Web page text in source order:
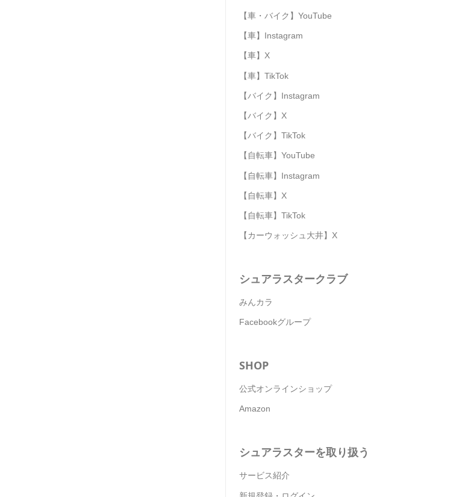
【車・バイク】YouTube
【車】Instagram
【車】X
【車】TikTok
【バイク】Instagram
【バイク】X
【バイク】TikTok
【自転車】YouTube
【自転車】Instagram
【自転車】X
【自転車】TikTok
【カーウォッシュ大井】X
シュアラスタークラブ
みんカラ
Facebookグループ
SHOP
公式オンラインショップ
Amazon
シュアラスターを取り扱う
サービス紹介